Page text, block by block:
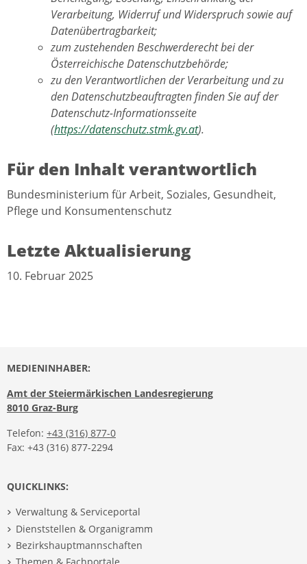
Verarbeitung, Widerruf und Widerspruch sowie auf
Datenübertragbarkeit;
zum zustehenden Beschwerderecht bei der
Österreichische Datenschutzbehörde;
zu den Verantwortlichen der Verarbeitung und zu
den Datenschutzbeauftragten finden Sie auf der
Datenschutz-Informationsseite
(https://datenschutz.stmk.gv.at).
Für den Inhalt verantwortlich
Bundesministerium für Arbeit, Soziales, Gesundheit,
Pflege und Konsumentenschutz
Letzte Aktualisierung
10. Februar 2025
MEDIENINHABER:
Amt der Steiermärkischen Landesregierung
8010 Graz-Burg
Telefon: +43 (316) 877-0
Fax: +43 (316) 877-2294
QUICKLINKS:
Verwaltung & Serviceportal
Dienststellen & Organigramm
Bezirkshauptmannschaften